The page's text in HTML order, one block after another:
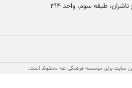
طبقه سوم، واحد ۳۱۴
سایت برای مؤسسه فرهنگی طه محفوظ است.